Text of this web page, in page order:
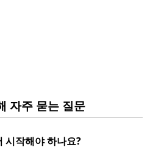
자주 묻는 질문
시작해야 하나요?